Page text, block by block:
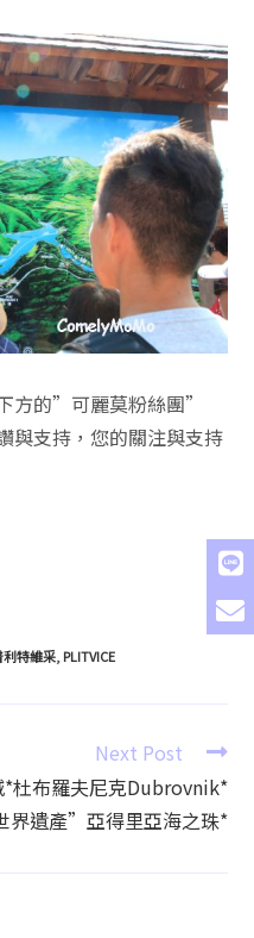
的”可麗莫粉絲團”
支持，您的關注與支持
利特維采, PLITVICE
Next Post
杜布羅夫尼克Dubrovnik*
界遺產”亞得里亞海之珠*